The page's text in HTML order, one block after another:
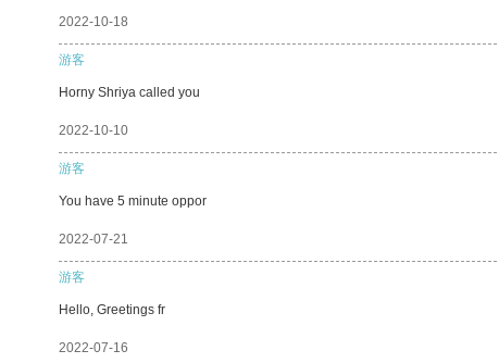
2022-10-18
游客
Horny Shriya called you
2022-10-10
游客
You have 5 minute oppor
2022-07-21
游客
Hello, Greetings fr
2022-07-16